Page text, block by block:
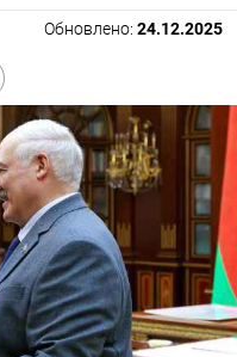
Обновлено: 24.12.2025